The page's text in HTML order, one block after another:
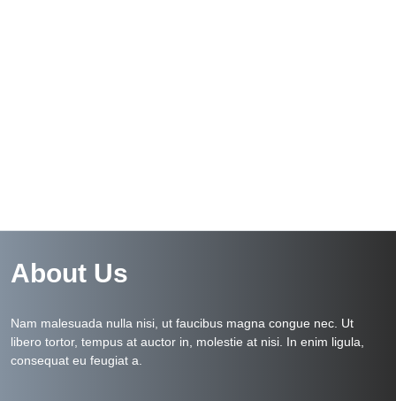
About Us
Nam malesuada nulla nisi, ut faucibus magna congue nec. Ut
libero tortor, tempus at auctor in, molestie at nisi. In enim ligula,
consequat eu feugiat a.